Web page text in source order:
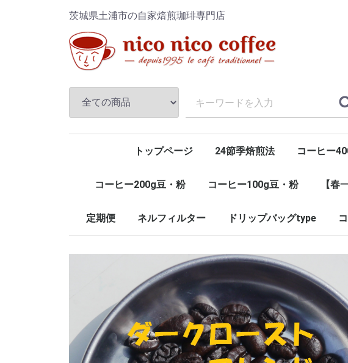
茨城県土浦市の自家焙煎珈琲専門店
トップページ 24節季焙煎法 コーヒー
コーヒー200g豆・粉 コーヒー100g豆・粉 【春
定期便 ネルフィルター ドリップバッグtype